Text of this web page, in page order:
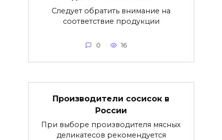
Следует обратить внимание на
соответствие продукции
0 16
Производители сосисок в
России
При выборе производителя мясных
деликатесов рекомендуется